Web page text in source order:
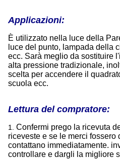
Applicazioni:
È utilizzato nella luce della
luce del punto, lampada della
ecc. Sarà meglio da sostituire
alta pressione tradizionale,
scelta per accendere il
scuola ecc.
Lettura del compratore:
1. Confermi prego la ricevuta
riceveste e se le merci fossero
contattano immediatamente.
controllare e dargli la migliore